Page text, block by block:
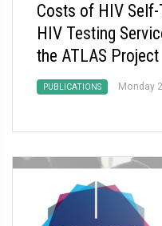
Costs of HIV
HIV Testing
the ATLAS Project
PUBLICATIONS Monday